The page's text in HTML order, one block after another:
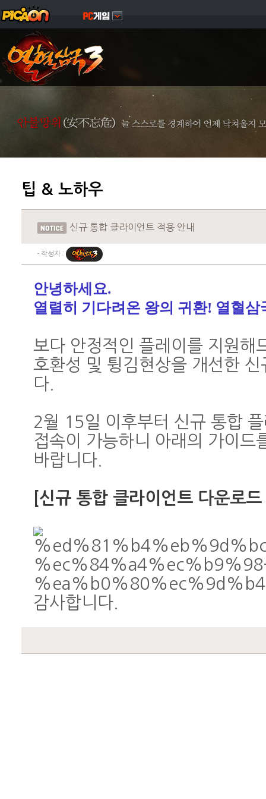
팁 & 노하우
신규 통합 클라이언트 적용 안내
- 작성자 :
안녕하세요.
열렬히 기다려온 왕의 귀환! 열혈삼
보다 안정적인 플레이를 지원해
호환성 및 튕김현상을 개선한
다
2월 15일 이후부터 신규 통합
접속이 가능하니 아래의 가이드
바랍니다
[신규 통합 클라이언트 다운로
감사합니다